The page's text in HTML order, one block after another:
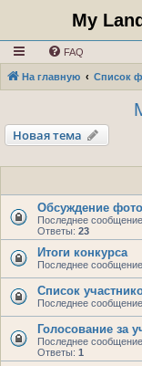
My
FAQ
На главную Список
Новая тема
Обсуждение
Последнее сообщение
Ответы: 23
Итоги конкурса
Последнее сообщение
Список
Последнее сообщение
Голосование за
Последнее сообщение
Ответы: 1